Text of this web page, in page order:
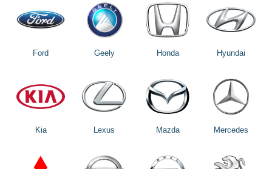
Ford Geely Honda Hyundai
Kia Lexus Mazda Mercedes